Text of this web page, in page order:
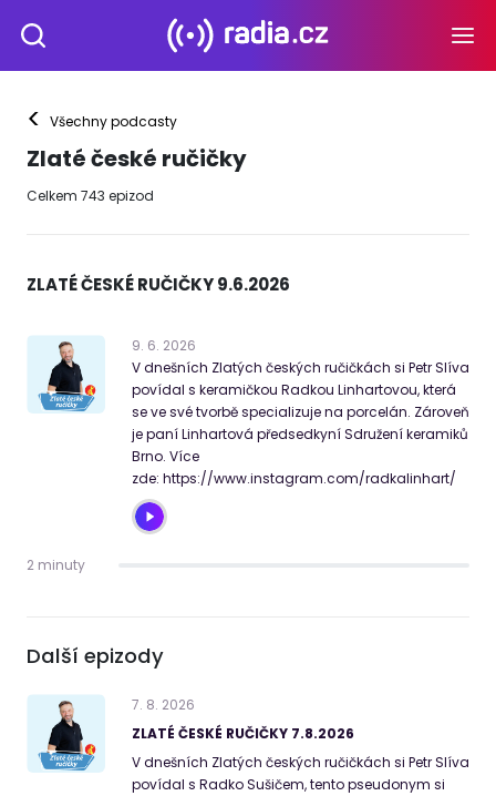
< Všechny podcasty
Zlaté české ručičky
Celkem 743 epizod
ZLATÉ ČESKÉ RUČIČKY 9.6.2026
9. 6. 2026
V dnešních Zlatých českých ručičkách si Petr Slíva
povídal s keramičkou Radkou Linhartovou, která
se ve své tvorbě specializuje na porcelán. Zároveň
je paní Linhartová předsedkyní Sdružení keramiků
Brno. Více
zde: https://www.instagram.com/radkalinhart/
2 minuty
Další epizody
7. 8. 2026
ZLATÉ ČESKÉ RUČIČKY 7.8.2026
V dnešních Zlatých českých ručičkách si Petr Slíva
povídal s Radko Sušičem, tento pseudonym si